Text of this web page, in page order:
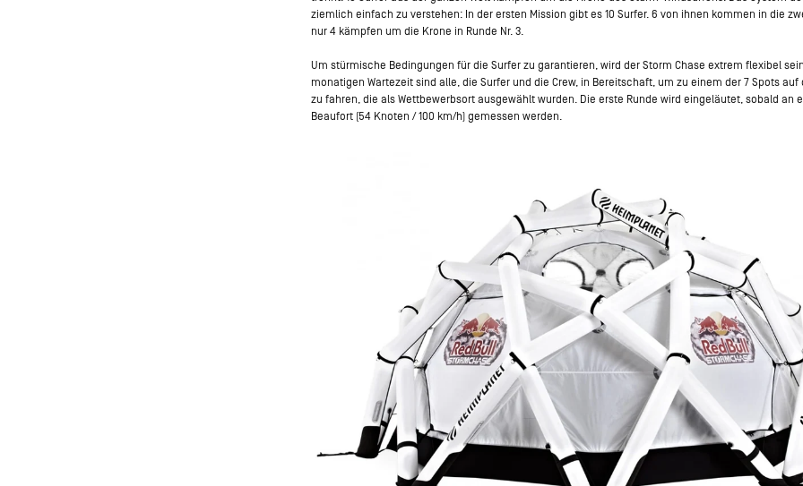
ziemlich einfach zu verstehen: In der ersten Mission gibt es 10 Surfer. 6 von ihnen kommen in die
nur 4 kämpfen um die Krone in Runde Nr. 3.
Um stürmische Bedingungen für die Surfer zu garantieren, wird der Storm Chase extrem flexibel
monatigen Wartezeit sind alle, die Surfer und die Crew, in Bereitschaft, um zu einem der 7 Spots auf
zu fahren, die als Wettbewerbsort ausgewählt wurden. Die erste Runde wird eingeläutet, sobald an
Beaufort (54 Knoten / 100 km/h) gemessen werden.